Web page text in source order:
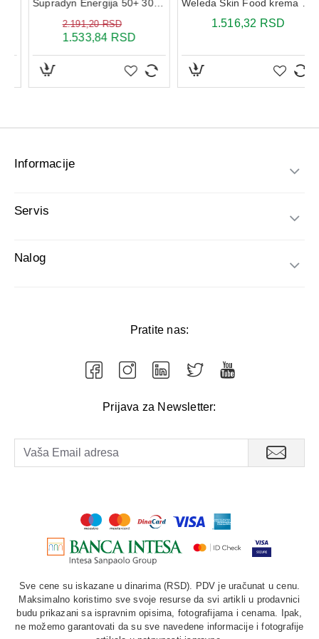
Informacije
Servis
Nalog
Pratite nas:
Prijava za Newsletter:
Sve cene su iskazane u dinarima (RSD). PDV je uračunat u cenu.
Maksimalno koristimo sve svoje resurse da svi artikli u prodavnici
budu prikazani sa ispravnim opisima, fotografijama i cenama. Ipak,
ne možemo garantovati da su sve navedene informacije i fotografije